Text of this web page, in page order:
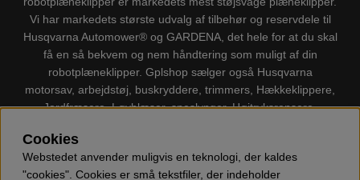
Vi har markedets største udvalg af tilbehør og reservdele til
Husqvarna Automower® og GARDENA, det hele for at du skal
få en så bekvem og nem håndtering som muligt af din
robotplæneklipper. Gplshop sælger også Husqvarna
motorsav, arbejdstøj, buskryddere, trimmers, Hækkeklippere,
Jordfræsere, Løvblæser, sneslynger, Højtryksrensere,
Cookies
Webstedet anvender muligvis en teknologi, der kaldes
"cookies". Cookies er små tekstfiler, der indeholder